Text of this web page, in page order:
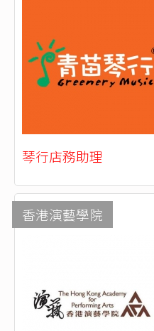
琴行店務助理
香港演藝學院